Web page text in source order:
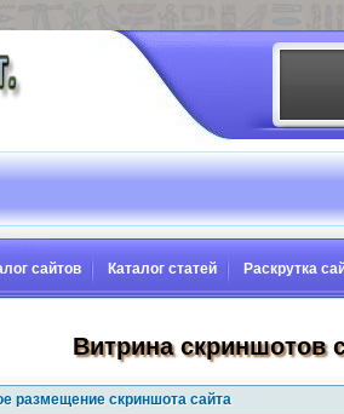
сайтов Каталог статей Раскрутка
Витрина скриншотов
размещение скриншота сайта